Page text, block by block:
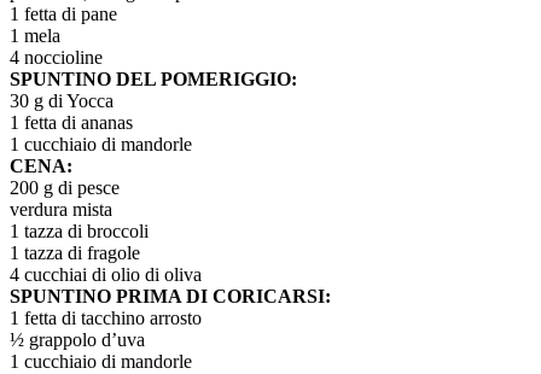
1 fetta di pane
1 mela
4 noccioline
SPUNTINO DEL POMERIGGIO:
30 g di Yocca
1 fetta di ananas
1 cucchiaio di mandorle
CENA:
200 g di pesce
verdura mista
1 tazza di broccoli
1 tazza di fragole
4 cucchiai di olio di oliva
SPUNTINO PRIMA DI CORICARSI:
1 fetta di tacchino arrosto
½ grappolo d’uva
1 cucchiaio di mandorle